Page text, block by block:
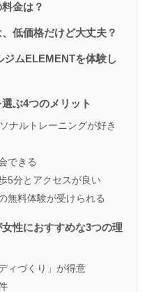
金は？
低価格だけど大丈夫？
ジムELEMENTを体験し
ぶ4つのメリット
ナルトレーニングが好き
できる
5分とアクセスが良い
無料体験が受けられる
性におすすめな3つの理
ィづくり」が得意